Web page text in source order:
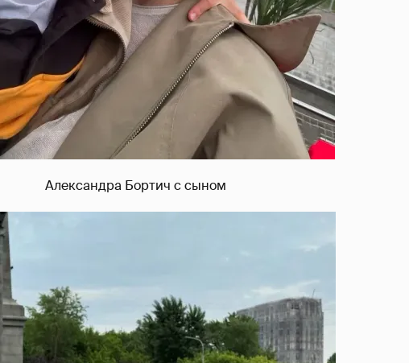
Александра Бортич с сыном